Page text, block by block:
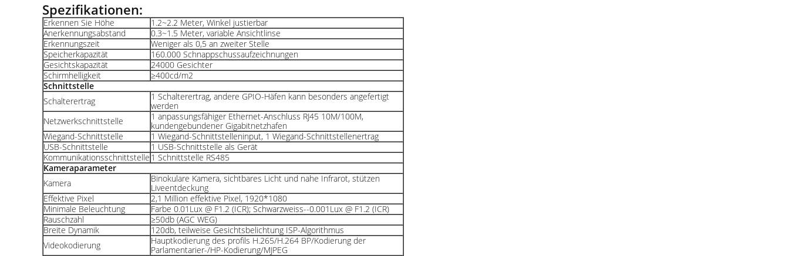
Spezifikationen:
Erkennen Sie Höhe
1.2~2.2 Meter, Winkel justierbar
Anerkennungsabstand
0.3~1.5 Meter, variable Ansichtlinse
Erkennungszeit
Weniger als 0,5 an zweiter Stelle
Speicherkapazität
160.000 Schnappschussaufzeichnungen
Gesichtskapazität
24000 Gesichter
Schirmhelligkeit
≥400cd/m2
Schnittstelle
Schalterertrag
1 Schalterertrag, andere GPIO-Häfen kann besonders angefertigt
werden
Netzwerkschnittstelle
1 anpassungsfähiger Ethernet-Anschluss RJ45 10M/100M,
kundengebundener Gigabitnetzhafen
Wiegand-Schnittstelle
1 Wiegand-Schnittstelleninput, 1 Wiegand-Schnittstellenertrag
USB-Schnittstelle
1 USB-Schnittstelle als Gerät
Kommunikationsschnittstelle 1 Schnittstelle RS485
Kameraparameter
Kamera
Binokulare Kamera, sichtbares Licht und nahe Infrarot, stützen
Liveentdeckung
Effektive Pixel
2,1 Million effektive Pixel, 1920*1080
Minimale Beleuchtung
Farbe 0.01Lux @ F1.2 (ICR); Schwarzweiss--0.001Lux @ F1.2 (ICR)
Rauschzahl
≥50db (AGC WEG)
Breite Dynamik
120db, teilweise Gesichtsbelichtung ISP-Algorithmus
Videokodierung
Hauptkodierung des profils H.265/H.264 BP/Kodierung der
Parlamentarier-/HP-Kodierung/MJPEG